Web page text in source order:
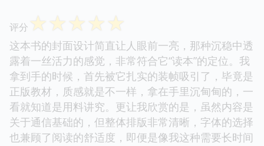
评分 ☆☆☆☆☆
这本书的封面设计简直让人眼前一亮，那种沉稳中透
露着一丝活力的感觉，非常符合它“读本”的定位。我
拿到手的时候，首先被它扎实的装帧吸引了，毕竟是
正版教材，质感就是不一样，拿在手里沉甸甸的，一
看就知道是用料讲究。更让我欣赏的是，虽然内容是
关于通信基础的，但整体排版非常清晰，字体的选择
也兼顾了阅读的舒适度，即便是像我这种需要长时间